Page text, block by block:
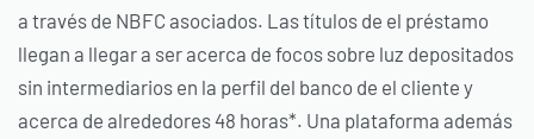
a través de NBFC asociados. Las títulos de el préstamo
llegan a llegar a ser acerca de focos sobre luz depositados
sin intermediarios en la perfil del banco de el cliente y
acerca de alrededores 48 horas*. Una plataforma además